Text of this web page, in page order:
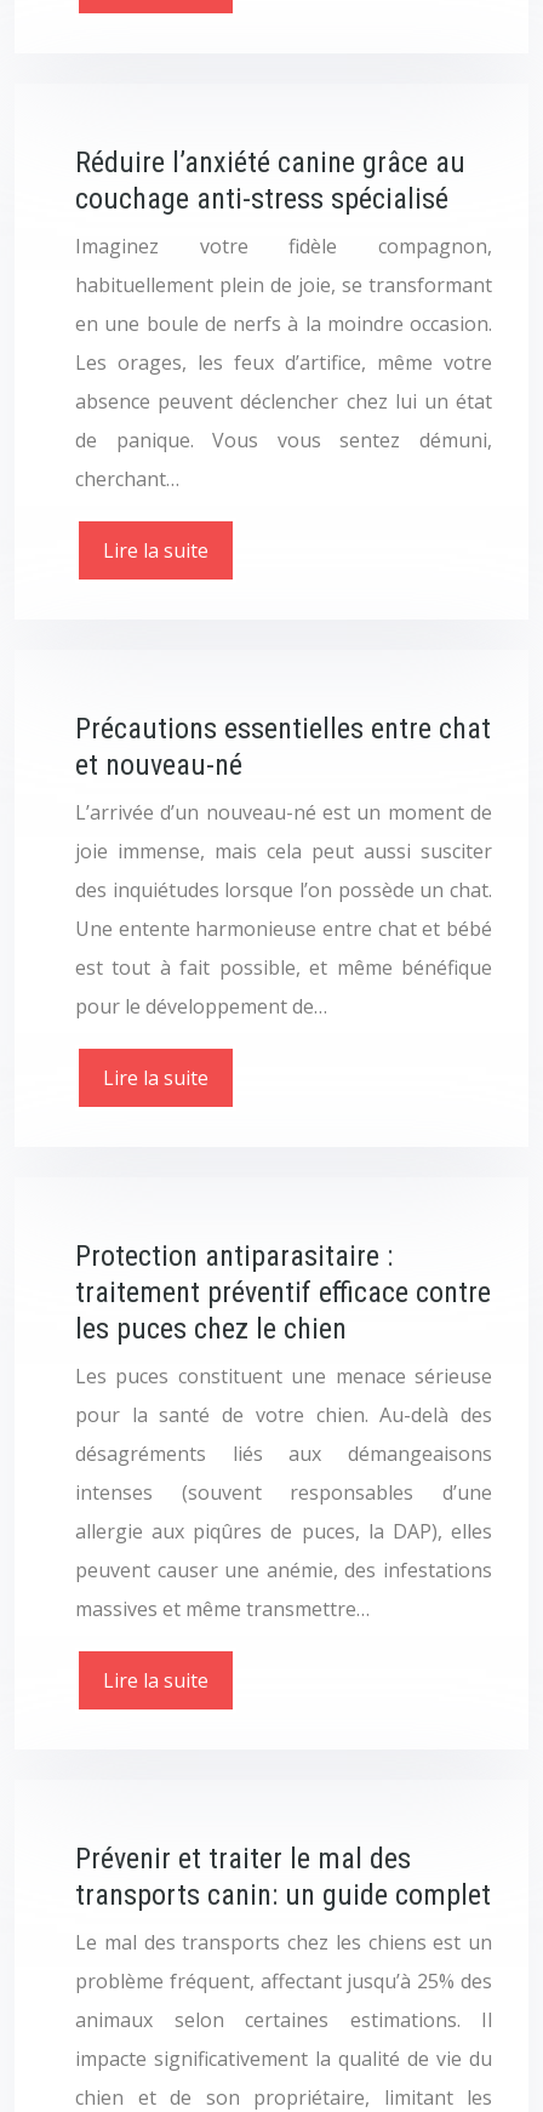
Réduire l’anxiété canine grâce au
couchage anti-stress spécialisé
Imaginez votre fidèle compagnon,
habituellement plein de joie, se transformant
en une boule de nerfs à la moindre occasion.
Les orages, les feux d’artifice, même votre
absence peuvent déclencher chez lui un état
de panique. Vous vous sentez démuni,
cherchant…
Lire la suite
Précautions essentielles entre chat
et nouveau-né
L’arrivée d’un nouveau-né est un moment de
joie immense, mais cela peut aussi susciter
des inquiétudes lorsque l’on possède un chat.
Une entente harmonieuse entre chat et bébé
est tout à fait possible, et même bénéfique
pour le développement de…
Lire la suite
Protection antiparasitaire :
traitement préventif efficace contre
les puces chez le chien
Les puces constituent une menace sérieuse
pour la santé de votre chien. Au-delà des
désagréments liés aux démangeaisons
intenses (souvent responsables d’une
allergie aux piqûres de puces, la DAP), elles
peuvent causer une anémie, des infestations
massives et même transmettre…
Lire la suite
Prévenir et traiter le mal des
transports canin: un guide complet
Le mal des transports chez les chiens est un
problème fréquent, affectant jusqu’à 25% des
animaux selon certaines estimations. Il
impacte significativement la qualité de vie du
chien et de son propriétaire, limitant les